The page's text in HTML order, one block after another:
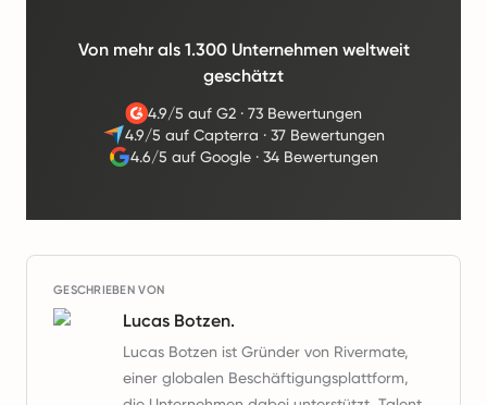
Von mehr als 1.300 Unternehmen weltweit
geschätzt
4.9/5 auf G2· 73 Bewertungen
4.9/5 auf Capterra · 37 Bewertungen
4.6/5 auf Google ·34 Bewertungen
GESCHRIEBEN VON
Lucas Botzen.
Lucas Botzen ist Gründer von Rivermate,
einer globalen Beschäftigungsplattform,